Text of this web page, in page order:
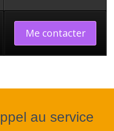
Me contacter
au service